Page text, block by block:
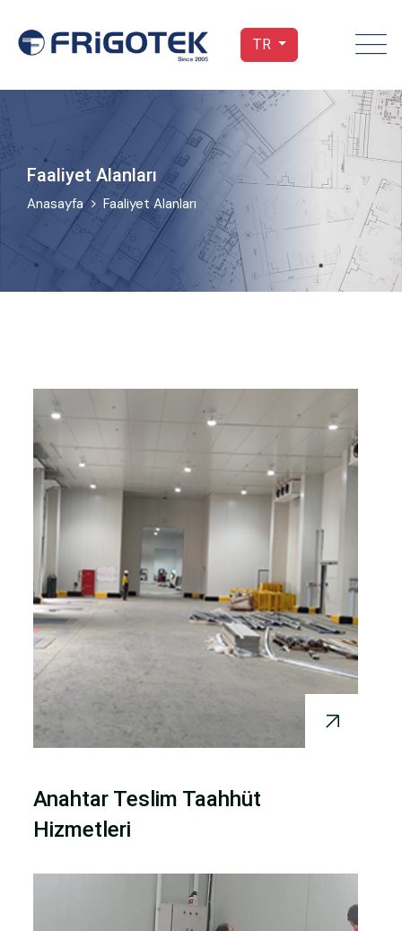
TR
Faaliyet Alanları
Anasayfa Faaliyet Alanları
Anahtar Teslim Taahhüt
Hizmetleri